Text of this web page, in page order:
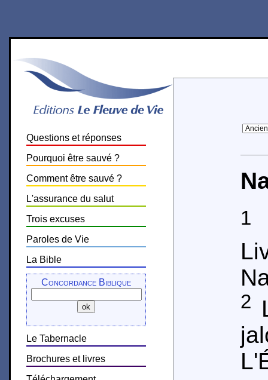
Questions et réponses
Pourquoi être sauvé ?
Comment être sauvé ?
L'assurance du salut
Trois excuses
Paroles de Vie
La Bible
Concordance Biblique
Le Tabernacle
Brochures et livres
1
2